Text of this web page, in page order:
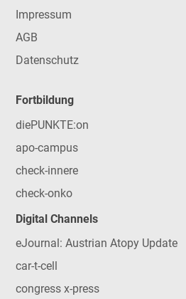
Impressum
AGB
Datenschutz
Fortbildung
diePUNKTE:on
apo-campus
check-innere
check-onko
Digital Channels
eJournal: Austrian Atopy Update
car-t-cell
congress x-press